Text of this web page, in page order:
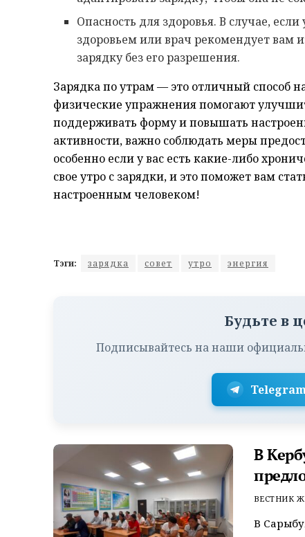
Опасность для здоровья. В случае,
здоровьем или врач рекомендует вам
зарядку без его разрешения.
Зарядка по утрам — это отличный способ
физические упражнения помогают
поддерживать форму и повышать
активности, важно соблюдать меры
особенно если у вас есть какие-либо
свое утро с зарядки, и это поможет вам
настроенным человеком!
Тэги: зарядка совет утро энергия
Будьте в
Подписывайтесь на наши
В
ВЕСТНИК
В